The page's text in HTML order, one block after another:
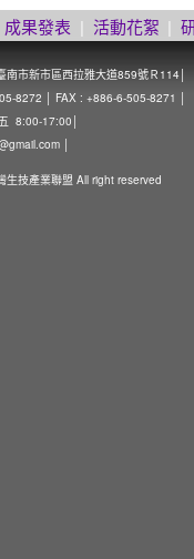
成果發表 | 活動花絮 |
市新市區西拉雅大道859號Ｒ114│
8272 │ FAX : +886-6-505-8271 │
8:00-17:00│
技產業聯盟 All right reserved